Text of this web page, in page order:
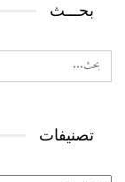
بحـــث
تصنيفات